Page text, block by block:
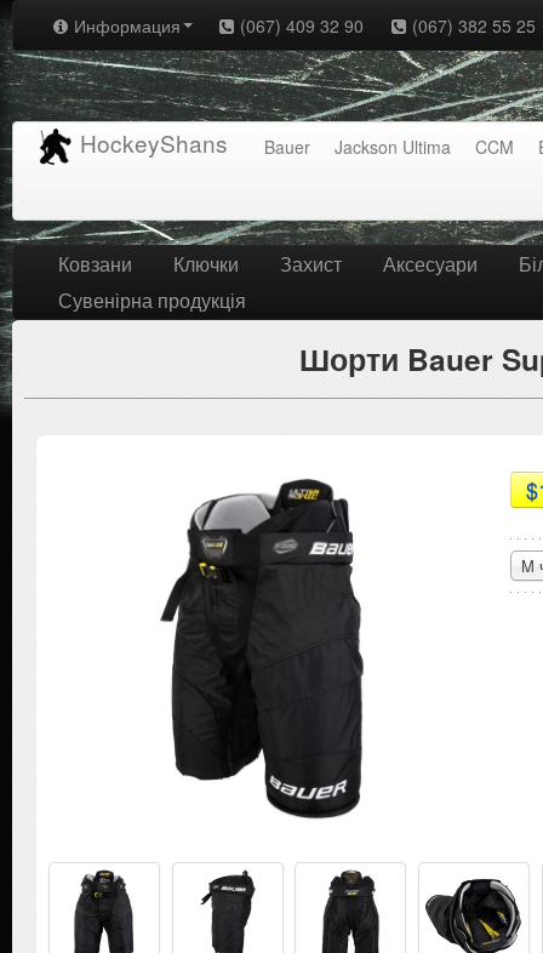
Информация (067) 409 32 90 (067) 382 55 25
HockeyShans Bauer Jackson Ultima CCM
Ковзани Ключки Захист Аксесуари
Сувенірна продукція
Шорти Bauer
M